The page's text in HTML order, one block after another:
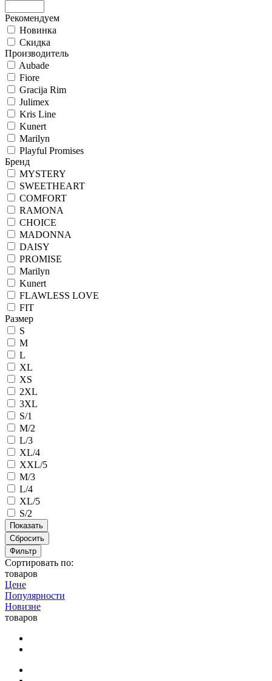
Рекомендуем
Новинка
Скидка
Производитель
Aubade
Fiore
Gracija Rim
Julimex
Kris Line
Kunert
Marilyn
Playful Promises
Бренд
MYSTERY
SWEETHEART
COMFORT
RAMONA
CHOICE
MADONNA
DAISY
PROMISE
Marilyn
Kunert
FLAWLESS LOVE
FIT
Размер
S
M
L
XL
XS
2XL
3XL
S/1
M/2
L/3
XL/4
XXL/5
M/3
L/4
XL/5
S/2
Сбросить
Фильтр
Сортировать по:
товаров
Цене
Популярности
Новизне
товаров